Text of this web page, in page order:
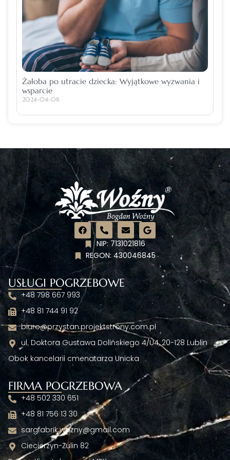
Żałoba po utracie dziecka: Wyjątkowe wyzwania i
wsparcie
2024-04-08
NIP: 7131021816
REGON: 430046845
USŁUGI POGRZEBOWE
+48 798 667 993
+48 81 744 91 92
biuro@przystan.projektstrony.com.pl
ul. Doktora Gustawa Dolińskiego 4/U4, 20-128 Lublin
Obok kancelarii cmenatarza Unicka
FIRMA POGRZEBOWA
+48 502 330 651
+48 81 756 13 30
sargfabrik.wozny@gmail.com
Ciecierzyn-Żulin 82